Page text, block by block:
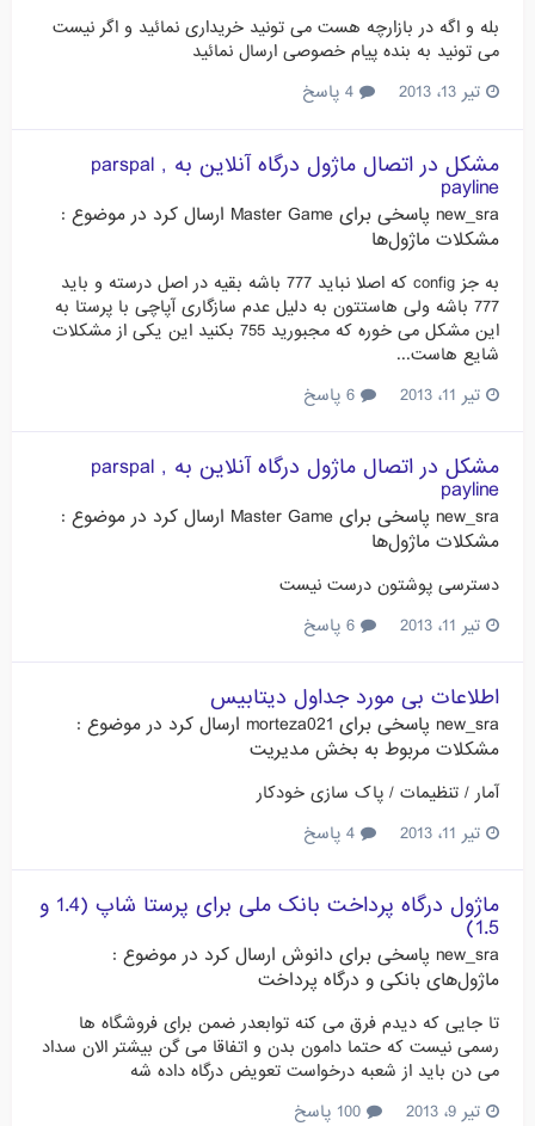
بله و اگه در بازارچه هست می تونید خریداری نمائید و اگر نیست
می تونید به بنده پیام خصوصی ارسال نمائید
تیر 13، 2013
مشکل در اتصال ماژول درگاه آنلاین به parspal ,
payline
new_sra پاسخی برای Master Game ارسال کرد در موضوع :
مشکلات ماژول‌ها
به جز config که اصلا نباید 777 باشه بقیه در اصل درسته و باید
777 باشه ولی هاستتون به دلیل عدم سازگاری آپاچی با پرستا به
این مشکل می خوره که مجبورید 755 بکنید این یکی از مشکلات
شایع هاست...
تیر 11، 2013
مشکل در اتصال ماژول درگاه آنلاین به parspal ,
payline
new_sra پاسخی برای Master Game ارسال کرد در موضوع :
مشکلات ماژول‌ها
دسترسی پوشتون درست نیست
تیر 11، 2013
اطلاعات بی مورد جداول دیتابیس
new_sra پاسخی برای morteza021 ارسال کرد در موضوع :
مشکلات مربوط به بخش مدیریت
آمار / تنظیمات / پاک سازی خودکار
تیر 11، 2013
ماژول درگاه پرداخت بانک ملی برای پرستا شاپ (1.4 و
1.5)
new_sra پاسخی برای دانوش ارسال کرد در موضوع :
ماژول‌های بانکی و درگاه پرداخت
تا جایی که دیدم فرق می کنه توابعدر ضمن برای فروشگاه ها
رسمی نیست که حتما دامون بدن و اتفاقا می گن بیشتر الان سداد
می دن باید از شعبه درخواست تعویض درگاه داده شه
تیر 9، 2013